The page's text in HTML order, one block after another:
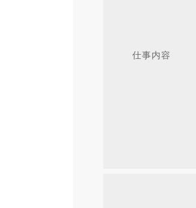
仕事内容